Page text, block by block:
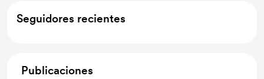
Seguidores recientes
Publicaciones